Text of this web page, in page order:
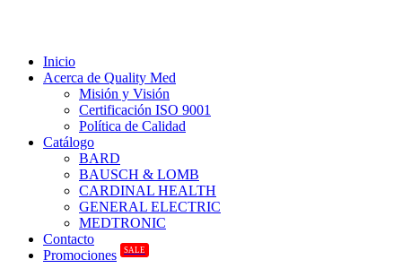
Inicio
Acerca de Quality Med
Misión y Visión
Certificación ISO 9001
Política de Calidad
Catálogo
BARD
BAUSCH & LOMB
CARDINAL HEALTH
GENERAL ELECTRIC
MEDTRONIC
Contacto
Promociones
SALE